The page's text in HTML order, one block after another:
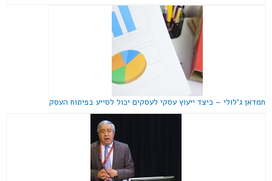
חמדאן ג'לולי – כיצד ייעוץ עסקי לעסקים יכול לסייע בפיתוח העסק